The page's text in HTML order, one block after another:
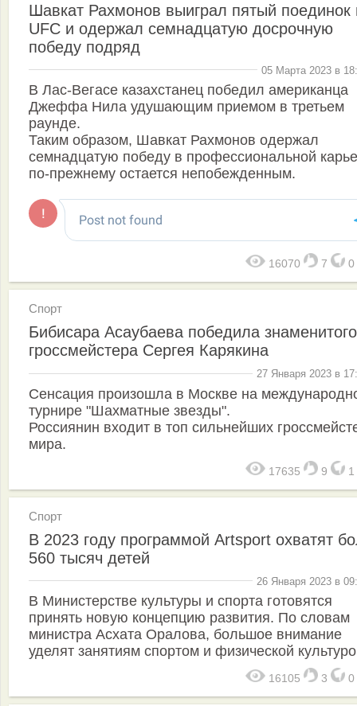
Шавкат Рахмонов выиграл пятый поединок
UFC и одержал семнадцатую досрочную
победу подряд
05 Марта 2023 в
В Лас-Вегасе казахстанец победил американца
Джеффа Нила удушающим приемом в третьем
раунде.
Таким образом, Шавкат Рахмонов одержал
семнадцатую победу в профессиональной
по-прежнему остается непобежденным.
16070 7 0
Спорт
Бибисара Асаубаева победила знаменитого
гроссмейстера Сергея Карякина
27 Января 2023 в
Сенсация произошла в Москве на
турнире "Шахматные звезды".
Россиянин входит в топ сильнейших
мира.
17635 9 1
Спорт
В 2023 году программой Artsport охватят
560 тысяч детей
26 Января 2023 в
В Министерстве культуры и спорта готовятся
принять новую концепцию развития. По словам
министра Асхата Оралова, большое внимание
уделят занятиям спортом и физической
16105 3 0